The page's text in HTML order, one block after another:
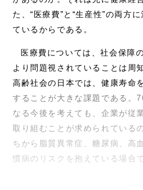
た、“医療費”と“生産性”の両方
ているからである。
医療費については、社会保障
より問題視されていることは周
高齢社会の日本では、健康寿命
することが大きな課題である。
なる今後を考えても、企業が従
取り組むことが求められている
ちから脂質異常症、糖尿病、高
慣病のリスクを抱えている場合